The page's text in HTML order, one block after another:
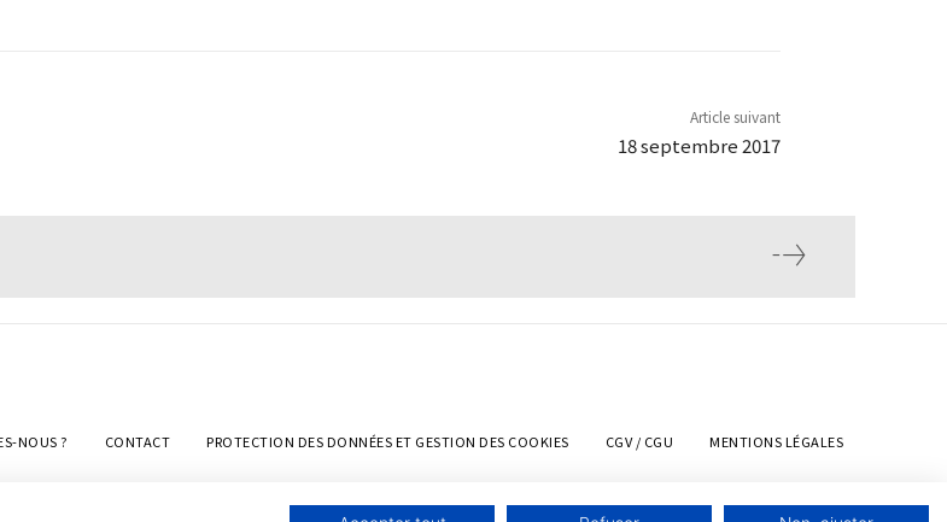
Article suivant
18 septembre 2017
NOUS ? CONTACT PROTECTION DES DONNÉES ET GESTION DES COOKIES CGV / CGU MENTIONS LÉGALES